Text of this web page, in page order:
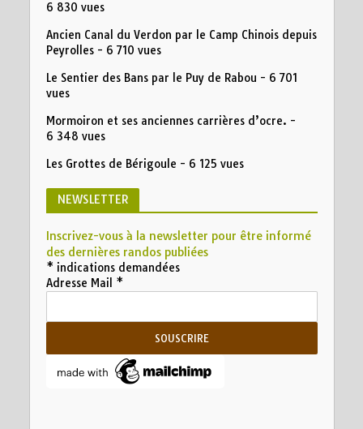
6 830 vues
Ancien Canal du Verdon par le Camp Chinois depuis
Peyrolles- 6 710 vues
Le Sentier des Bans par le Puy de Rabou - 6 701
vues
Mormoiron et ses anciennes carrières d’ocre. -
6 348 vues
Les Grottes de Bérigoule - 6 125 vues
NEWSLETTER
Inscrivez-vous à la newsletter pour être informé
des dernières randos publiées
* indications demandées
Adresse Mail *